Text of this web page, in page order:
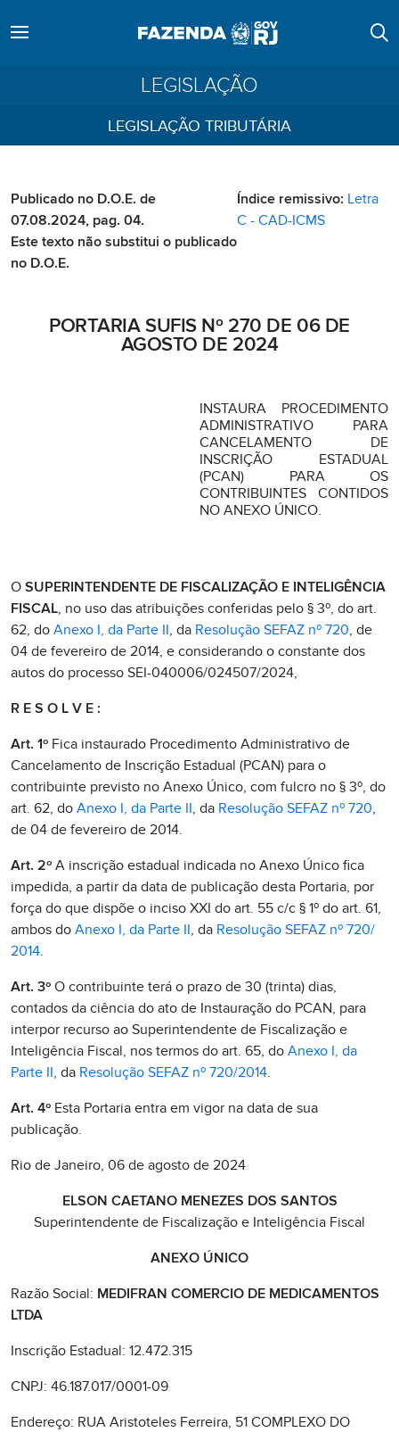
LEGISLAÇÃO
LEGISLAÇÃO TRIBUTÁRIA
Publicado no D.O.E. de
07.08.2024, pag. 04.
Este texto não substitui o publicado
no D.O.E.
Índice remissivo: Letra
C - CAD-ICMS
PORTARIA SUFIS Nº 270 DE 06 DE
AGOSTO DE 2024
INSTAURA PROCEDIMENTO
ADMINISTRATIVO PARA
CANCELAMENTO DE
INSCRIÇÃO ESTADUAL
(PCAN) PARA OS
CONTRIBUINTES CONTIDOS
NO ANEXO ÚNICO.
O SUPERINTENDENTE DE FISCALIZAÇÃO E INTELIGÊNCIA
FISCAL, no uso das atribuições conferidas pelo § 3º, do art.
62, do Anexo I, da Parte II, da Resolução SEFAZ nº 720, de
04 de fevereiro de 2014, e considerando o constante dos
autos do processo SEI-040006/024507/2024,
R E S O L V E :
Art. 1º Fica instaurado Procedimento Administrativo de
Cancelamento de Inscrição Estadual (PCAN) para o
contribuinte previsto no Anexo Único, com fulcro no § 3º, do
art. 62, do Anexo I, da Parte II, da Resolução SEFAZ nº 720,
de 04 de fevereiro de 2014.
Art. 2º A inscrição estadual indicada no Anexo Único fica
impedida, a partir da data de publicação desta Portaria, por
força do que dispõe o inciso XXI do art. 55 c/c § 1º do art. 61,
ambos do Anexo I, da Parte II, da Resolução SEFAZ nº 720/
2014.
Art. 3º O contribuinte terá o prazo de 30 (trinta) dias,
contados da ciência do ato de Instauração do PCAN, para
interpor recurso ao Superintendente de Fiscalização e
Inteligência Fiscal, nos termos do art. 65, do Anexo I, da
Parte II, da Resolução SEFAZ nº 720/2014.
Art. 4º Esta Portaria entra em vigor na data de sua
publicação.
Rio de Janeiro, 06 de agosto de 2024
ELSON CAETANO MENEZES DOS SANTOS
Superintendente de Fiscalização e Inteligência Fiscal
ANEXO ÚNICO
Razão Social: MEDIFRAN COMERCIO DE MEDICAMENTOS
LTDA
Inscrição Estadual: 12.472.315
CNPJ: 46.187.017/0001-09
Endereço: RUA Aristoteles Ferreira, 51 COMPLEXO DO